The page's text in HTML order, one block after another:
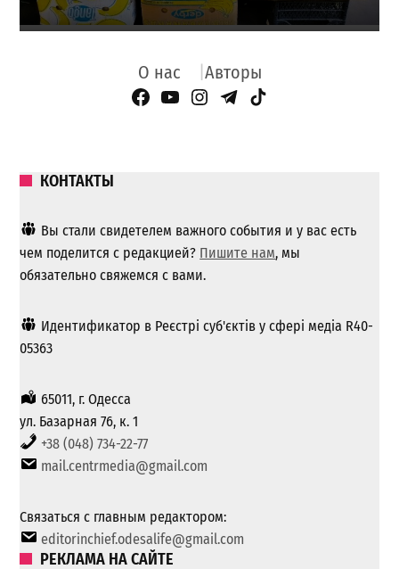
О нас Авторы
Facebook Page
YouTube
Instagram
Telegram
TikTok
КОНТАКТЫ
Вы стали свидетелем важного события и у вас есть
чем поделится с редакцией? Пишите нам, мы
обязательно свяжемся с вами.
Идентификатор в Реєстрі суб'єктів у сфері медіа R40-
05363
65011, г. Одесса
ул. Базарная 76, к. 1
+38 (048) 734-22-77
mail.centrmedia@gmail.com
Связаться с главным редактором:
editorinchief.odesalife@gmail.com
РЕКЛАМА НА САЙТЕ